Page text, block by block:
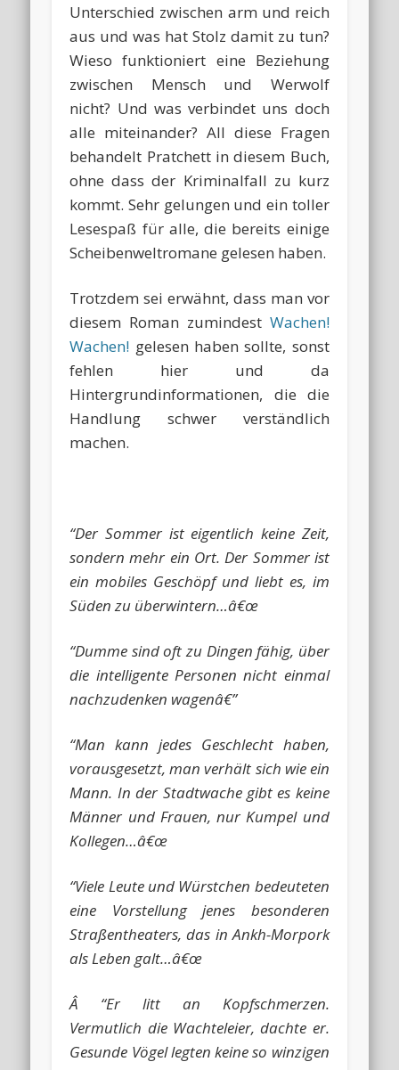
Unterschied zwischen arm und reich
aus und was hat Stolz damit zu tun?
Wieso funktioniert eine Beziehung
zwischen Mensch und Werwolf
nicht? Und was verbindet uns doch
alle miteinander? All diese Fragen
behandelt Pratchett in diesem Buch,
ohne dass der Kriminalfall zu kurz
kommt. Sehr gelungen und ein toller
Lesespaß für alle, die bereits einige
Scheibenweltromane gelesen haben.
Trotzdem sei erwähnt, dass man vor
diesem Roman zumindest Wachen!
Wachen! gelesen haben sollte, sonst
fehlen hier und da
Hintergrundinformationen, die die
Handlung schwer verständlich
machen.
“Der Sommer ist eigentlich keine Zeit,
sondern mehr ein Ort. Der Sommer ist
ein mobiles Geschöpf und liebt es, im
Süden zu überwintern…â€œ
“Dumme sind oft zu Dingen fähig, über
die intelligente Personen nicht einmal
nachzudenken wagenâ€”
“Man kann jedes Geschlecht haben,
vorausgesetzt, man verhält sich wie ein
Mann. In der Stadtwache gibt es keine
Männer und Frauen, nur Kumpel und
Kollegen…â€œ
“Viele Leute und Würstchen bedeuteten
eine Vorstellung jenes besonderen
Straßentheaters, das in Ankh-Morpork
als Leben galt…â€œ
Â “Er litt an Kopfschmerzen.
Vermutlich die Wachteleier, dachte er.
Gesunde Vögel legten keine so winzigen